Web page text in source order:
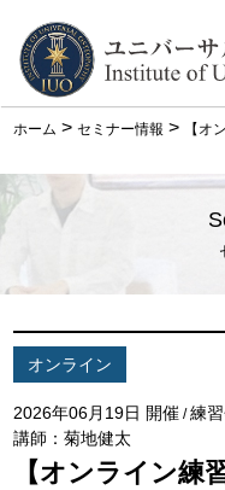
ホーム >セミナー情報 > 【オ
オンライン
2026年06月19日 開催 /練
講師：菊地健太
【オンライン練